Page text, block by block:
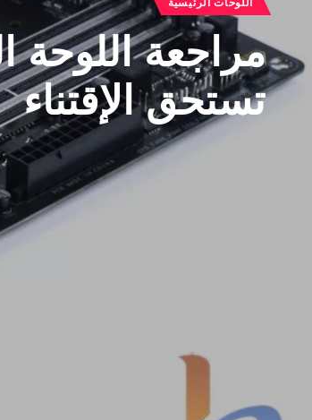
اللوحات الرئيسية
تستحق الإقتناء